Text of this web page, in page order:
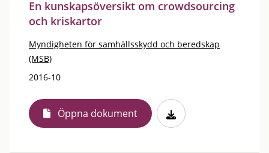
En kunskapsöversikt om crowdsourcing
och kriskartor
Myndigheten för samhällsskydd och beredskap
(MSB)
2016-10
Öppna dokument